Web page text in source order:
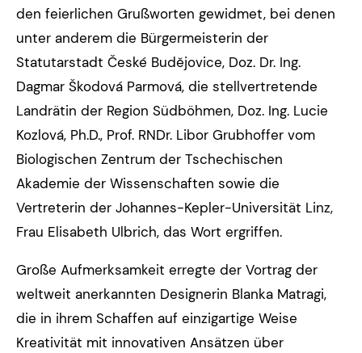
den feierlichen Grußworten gewidmet, bei denen
unter anderem die Bürgermeisterin der
Statutarstadt České Budějovice, Doz. Dr. Ing.
Dagmar Škodová Parmová, die stellvertretende
Landrätin der Region Südböhmen, Doz. Ing. Lucie
Kozlová, Ph.D., Prof. RNDr. Libor Grubhoffer vom
Biologischen Zentrum der Tschechischen
Akademie der Wissenschaften sowie die
Vertreterin der Johannes-Kepler-Universität Linz,
Frau Elisabeth Ulbrich, das Wort ergriffen.
Große Aufmerksamkeit erregte der Vortrag der
weltweit anerkannten Designerin Blanka Matragi,
die in ihrem Schaffen auf einzigartige Weise
Kreativität mit innovativen Ansätzen über